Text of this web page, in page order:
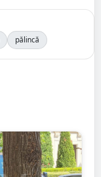
pălincă